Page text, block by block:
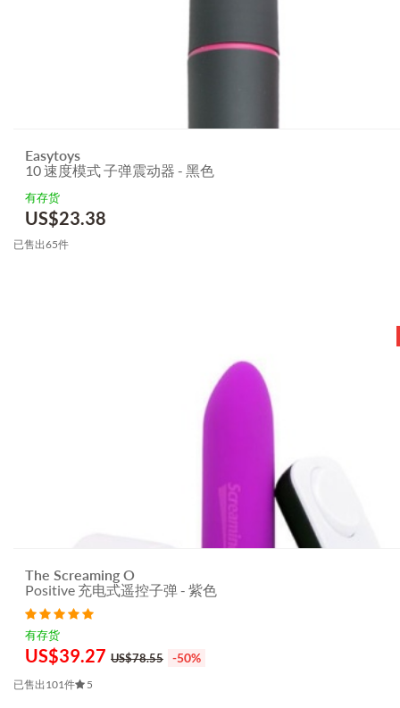
Easytoys
10 速度模式 子弹震动器 - 黑色
有存货
US$23.38
已售出65件
The Screaming O
Positive 充电式遥控子弹 - 紫色
有存货
US$39.27 US$78.55 -50%
已售出101件 5